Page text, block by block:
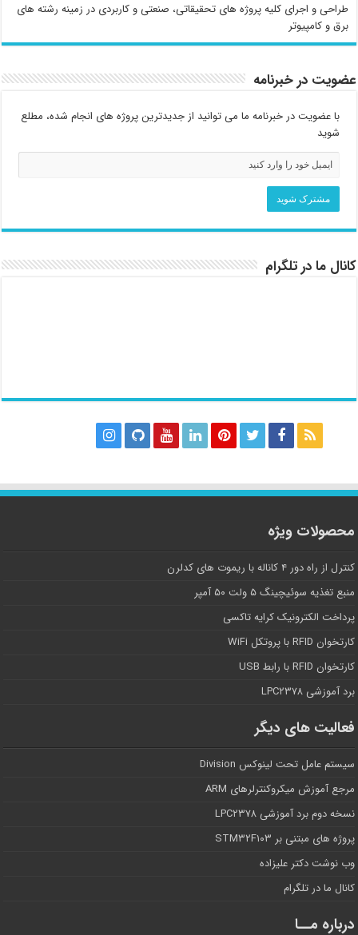
طراحی و اجرای کلیه پروژه های تحقیقاتی، صنعتی و کاربردی در زمینه رشته های
برق و کامپیوتر
عضویت در خبرنامه
با عضویت در خبرنامه ما می توانید از جدیدترین پروژه های انجام شده، مطلع
شوید
کانال ما در تلگرام
محصولات ویژه
کنترل از راه دور ۴ کاناله با ریموت های کدلرن
منبع تغذیه سوئیچینگ ۵ ولت ۵۰ آمپر
پرداخت الکترونیک کرایه تاکسی
کارتخوان RFID با پروتکل WiFi
کارتخوان RFID با رابط USB
برد آموزشی LPC۲۳۷۸
فعالیت های دیگر
سیستم عامل تحت لینوکس Division
مرجع آموزش میکروکنترلرهای ARM
نسخه دوم برد آموزشی LPC۲۳۷۸
پروژه های مبتنی بر STM۳۲F۱۰۳
وب نوشت دکتر علیزاده
کانال ما در تلگرام
درباره مــا